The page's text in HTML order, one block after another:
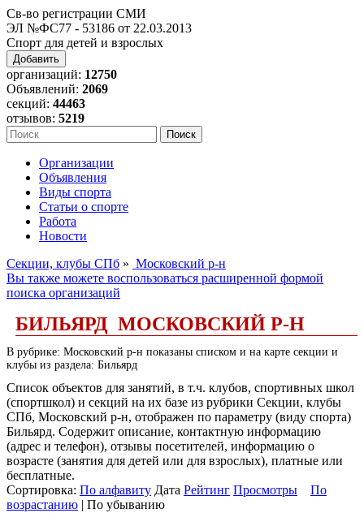
Св-во регистрации СМИ
ЭЛ №ФС77 - 53186 от 22.03.2013
Спорт для детей и взрослых
Добавить
организаций: 12750
Объявлений: 2069
секций: 44463
отзывов: 5219
Организации
Объявления
Виды спорта
Статьи о спорте
Работа
Новости
Секции, клубы СПб » Московский р-н
Вы также можете воспользоваться расширенной формой
поиска организаций
БИЛЬЯРД МОСКОВСКИЙ Р-Н
В рубрике: Московский р-н показаны списком и на карте секции и
клубы из раздела: Бильярд
Список объектов для занятий, в т.ч. клубов, спортивных школ
(спортшкол) и секций на их базе из рубрики Секции, клубы
СПб, Московский р-н, отображен по параметру (виду спорта)
Бильярд. Содержит описание, контактную информацию
(адрес и телефон), отзывы посетителей, информацию о
возрасте (занятия для детей или для взрослых), платные или
бесплатные.
Сортировка: По алфавиту Дата Рейтинг Просмотры
По
возрастанию | По убыванию